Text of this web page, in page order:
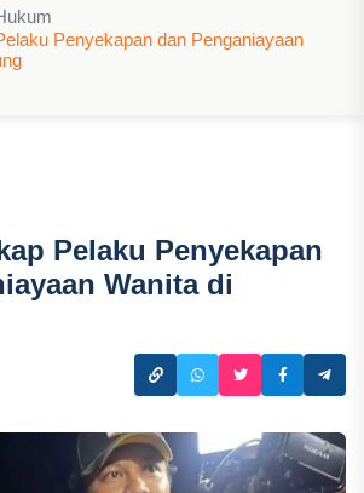
Penyekapan dan Penganiayaan
Pelaku Penyekapan
Wanita di